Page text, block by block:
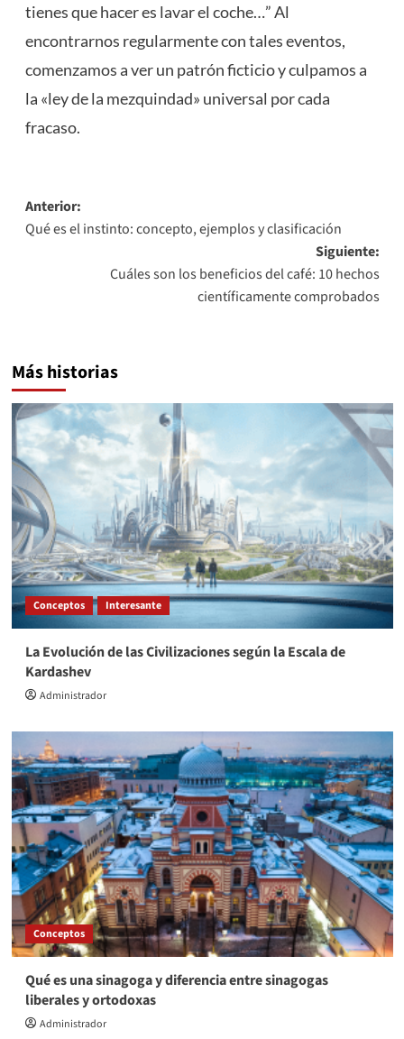
tienes que hacer es lavar el coche…” Al
encontrarnos regularmente con tales eventos,
comenzamos a ver un patrón ficticio y culpamos a
la «ley de la mezquindad» universal por cada
fracaso.
Navegación
de
entradas
Anterior:
Qué es el instinto: concepto, ejemplos y clasificación
Siguiente:
Cuáles son los beneficios del café: 10 hechos
científicamente comprobados
Más historias
Conceptos Interesante
La Evolución de las Civilizaciones según la Escala de
Kardashev
Administrador
Conceptos
Qué es una sinagoga y diferencia entre sinagogas
liberales y ortodoxas
Administrador